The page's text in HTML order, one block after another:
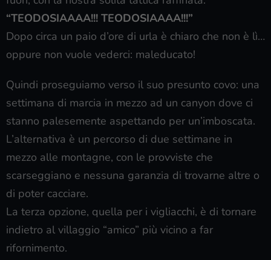
“TEODOSIAAAA!!! TEODOSIAAAA!!!”
Dopo circa un paio d’ore di urla è chiaro che non è lì…
oppure non vuole vederci: maleducato!
Quindi proseguiamo verso il suo presunto covo: una
settimana di marcia in mezzo ad un canyon dove ci
stanno palesemente aspettando per un’imboscata.
L’alternativa è un percorso di due settimane in
mezzo alle montagne, con le provviste che
scarseggiano e nessuna garanzia di trovarne altre o
di poter cacciare.
La terza opzione, quella per i vigliacchi, è di tornare
indietro al villaggio “amico” più vicino a far
rifornimento.